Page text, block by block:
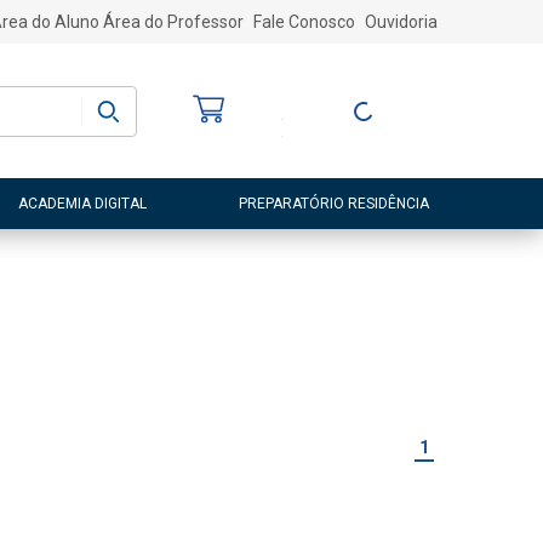
do Aluno Área do Professor Fale Conosco Ouvidoria
Entre ou Cadastre-
ACADEMIA DIGITAL PREPARATÓRIO RESIDÊNCIA
1